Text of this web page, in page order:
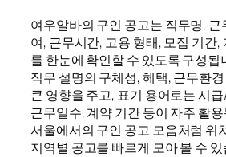
여우알바의 구인 공고는 직무명, 근
여, 근무시간, 고용 형태, 모집 기간,
를 한눈에 확인할 수 있도록 구성됩
직무 설명의 구체성, 혜택, 근무환
큰 영향을 주고, 표기 용어로는 시
근무일수, 계약 기간 등이 자주 활
서울에서의 구인 공고 모음처럼 위
지역별 공고를 빠르게 모아 볼 수